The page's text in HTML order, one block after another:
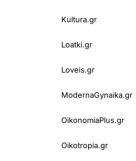
Kultura.gr
Loatki.gr
Loveis.gr
ModernaGynaika.gr
OikonomiaPlus.gr
Oikotropia.gr